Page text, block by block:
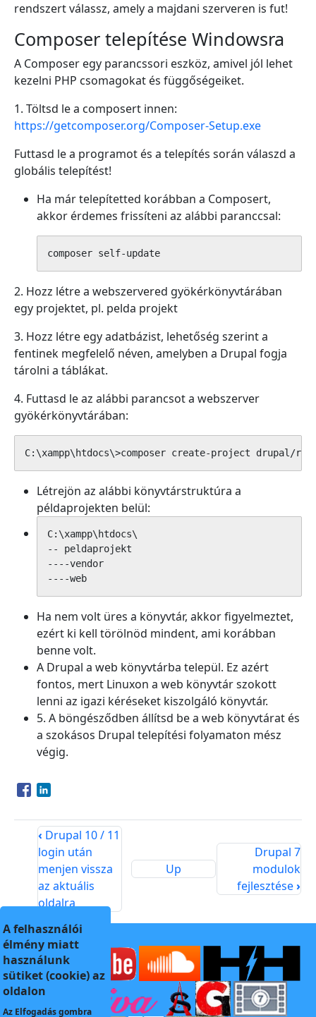
rendszert válassz, amely a majdani szerveren is fut!
Composer telepítése Windowsra
A Composer egy parancssori eszköz, amivel jól lehet
kezelni PHP csomagokat és függőségeiket.
1. Töltsd le a composert innen:
https://getcomposer.org/Composer-Setup.exe
Futtasd le a programot és a telepítés során válaszd a
globális telepítést!
Ha már telepítetted korábban a Composert,
akkor érdemes frissíteni az alábbi paranccsal:
composer self-update
2. Hozz létre a webszervered gyökérkönyvtárában
egy projektet, pl. pelda projekt
3. Hozz létre egy adatbázist, lehetőség szerint a
fentinek megfelelő néven, amelyben a Drupal fogja
tárolni a táblákat.
4. Futtasd le az alábbi parancsot a webszerver
gyökérkönyvtárában:
C:\xampp\htdocs\>composer create-project drupal/
Létrejön az alábbi könyvtárstruktúra a
példaprojekten belül:
C:\xampp\htdocs\
-- peldaprojekt
----vendor
Ha nem volt üres a könyvtár, akkor figyelmeztet,
ezért ki kell törölnöd mindent, ami korábban
benne volt.
A Drupal a web könyvtárba települ. Ez azért
fontos, mert Linuxon a web könyvtár szokott
lenni az igazi kéréseket kiszolgáló könyvtár.
5. A böngésződben állítsd be a web könyvtárat és
a szokásos Drupal telepítési folyamaton mész
végig.
Opens in a new window
Opens in a new window
‹ Drupal 10 / 11
login után
menjen vissza
az aktuális
oldalra
Up
Drupal 7
modulok
fejlesztése›
A felhasználói
élmény miatt
használunk
sütiket (cookie) az
oldalon
Az Elfogadásgombra